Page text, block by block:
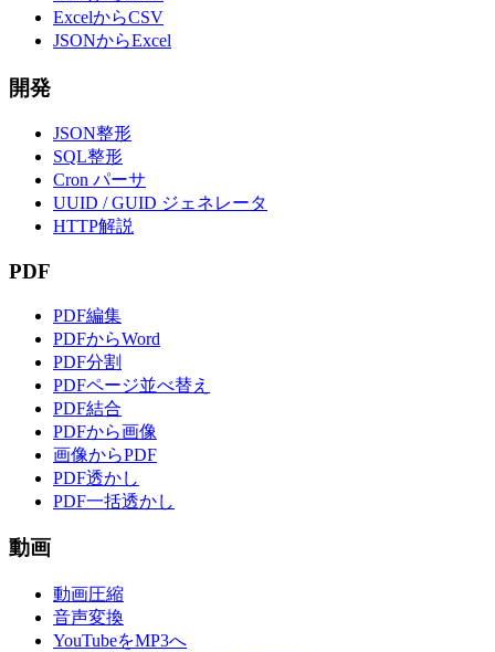
ExcelからCSV
JSONからExcel
開発
JSON整形
SQL整形
Cron パーサ
UUID / GUID ジェネレータ
HTTP解説
PDF
PDF編集
PDFからWord
PDF分割
PDFページ並べ替え
PDF結合
PDFから画像
画像からPDF
PDF透かし
PDF一括透かし
動画
動画圧縮
音声変換
YouTubeをMP3へ